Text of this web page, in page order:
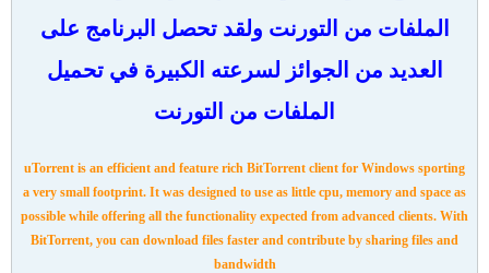
الملفات من التورنت ولقد تحصل البرنامج على
العديد من الجوائز لسرعته الكبيرة في تحميل
الملفات من التورنت
uTorrent is an efficient and feature rich BitTorrent client for Windows sporting
a very small footprint. It was designed to use as little cpu, memory and space as
possible while offering all the functionality expected from advanced clients. With
BitTorrent, you can download files faster and contribute by sharing files and
bandwidth